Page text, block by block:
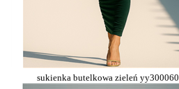
sukienka butelkowa zieleń yy300060